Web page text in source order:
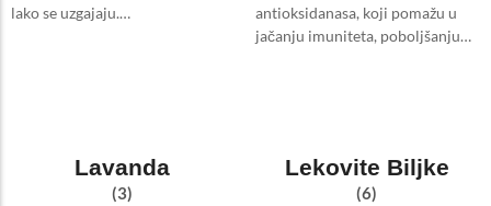
lako se uzgajaju.…
antioksidanasa, koji pomažu u
jačanju imuniteta, poboljšanju…
Lavanda
(3)
Lekovite Biljke
(6)